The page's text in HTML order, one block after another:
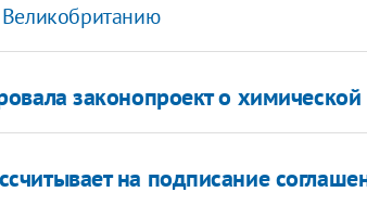
законопроект о
на подписание